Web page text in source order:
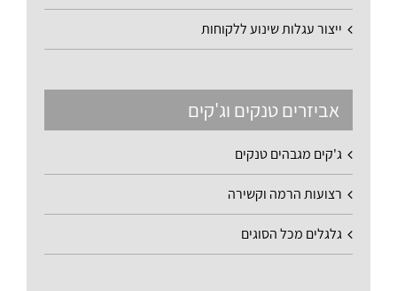
ייצור עגלות שינוע ללקוחות
אביזרים טנקים וג'קים
ג'קים מגבהים טנקים
רצועות הרמה וקשירה
גלגלים מכל הסוגים